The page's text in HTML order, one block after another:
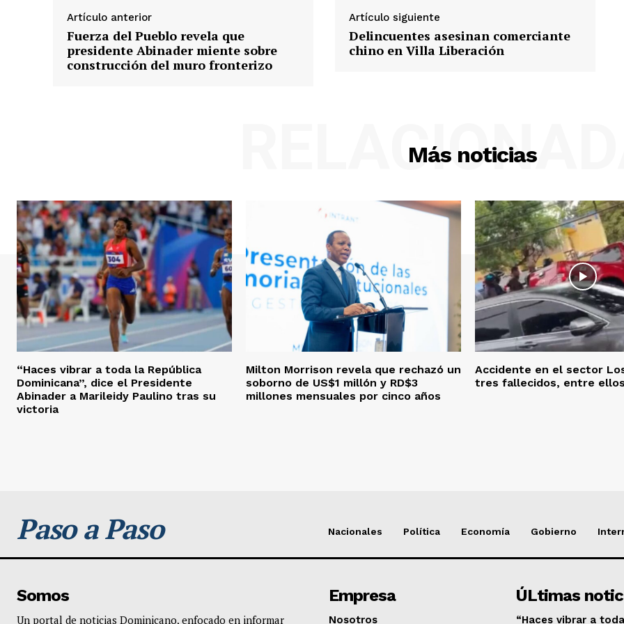
Artículo anterior
Fuerza del Pueblo revela que
presidente Abinader miente sobre
construcción del muro fronterizo
Artículo siguiente
Delincuentes asesinan comerciante
chino en Villa Liberación
Más noticias
“Haces vibrar a toda la República
Dominicana”, dice el Presidente
Abinader a Marileidy Paulino tras su
victoria
Milton Morrison revela que rechazó un
soborno de US$1 millón y RD$3
millones mensuales por cinco años
Accidente en el sector
tres fallecidos, entre
Paso a Paso Nacionales Política Economía Gobierno
Somos
Un portal de noticias Dominicano, enfocado en informar
Empresa
Nosotros
ÚLtimas
“Haces vibrar a